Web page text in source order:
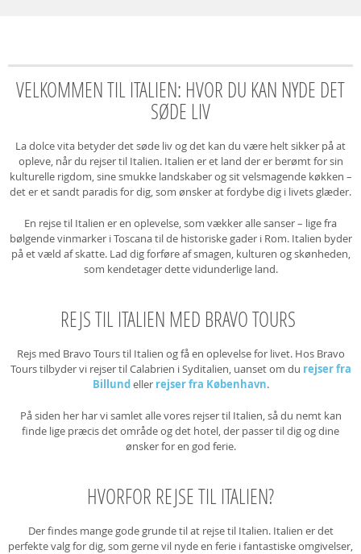
VELKOMMEN TIL ITALIEN: HVOR DU KAN NYDE DET
SØDE LIV
La dolce vita betyder det søde liv og det kan du være helt sikker på at
opleve, når du rejser til Italien. Italien er et land der er berømt for sin
kulturelle rigdom, sine smukke landskaber og sit velsmagende køkken –
det er et sandt paradis for dig, som ønsker at fordybe dig i livets glæder.
En rejse til Italien er en oplevelse, som vækker alle sanser – lige fra
bølgende vinmarker i Toscana til de historiske gader i Rom. Italien byder
på et væld af skatte. Lad dig forføre af smagen, kulturen og skønheden,
som kendetager dette vidunderlige land.
REJS TIL ITALIEN MED BRAVO TOURS
Rejs med Bravo Tours til Italien og få en oplevelse for livet. Hos Bravo
Tours tilbyder vi rejser til Calabrien i Syditalien, uanset om du rejser fra
Billundeller rejser fra København.
På siden her har vi samlet alle vores rejser til Italien, så du nemt kan
finde lige præcis det område og det hotel, der passer til dig og dine
ønsker for en god ferie.
HVORFOR REJSE TIL ITALIEN?
Der findes mange gode grunde til at rejse til Italien. Italien er det
perfekte valg for dig, som gerne vil nyde en ferie i fantastiske omgivelser,